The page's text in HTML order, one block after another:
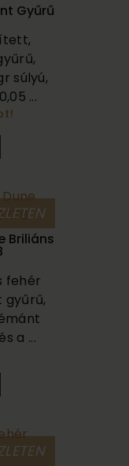
Gyűrű
súlyú,
...
Briliáns
fehér
gyűrű,
a ...